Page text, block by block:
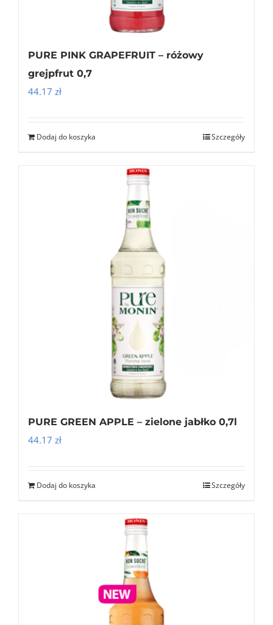
PURE PINK GRAPEFRUIT – różowy
grejpfrut 0,7
44.17 zł
Dodaj do koszyka Szczegóły
PURE GREEN APPLE – zielone jabłko 0,7l
44.17 zł
Dodaj do koszyka Szczegóły